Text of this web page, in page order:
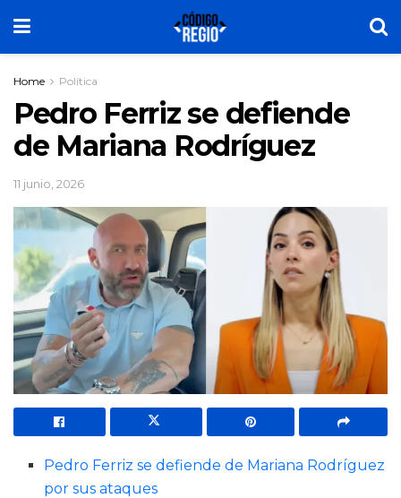
Home Política
Pedro Ferriz se defiende
de Mariana Rodríguez
11 junio, 2026
Pedro Ferriz se defiende de Mariana Rodríguez
por sus ataques